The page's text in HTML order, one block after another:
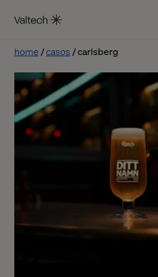
home casos carlsberg